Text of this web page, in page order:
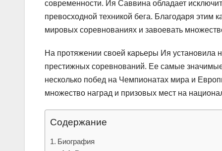
современности. Ия Саввина обладает
превосходной техникой бега. Благодаря этим
мировых соревнованиях и завоевать
На протяжении своей карьеры Ия установила
престижных соревнований. Ее самые
несколько побед на Чемпионатах мира и
множество наград и призовых мест на
Содержание
Биография